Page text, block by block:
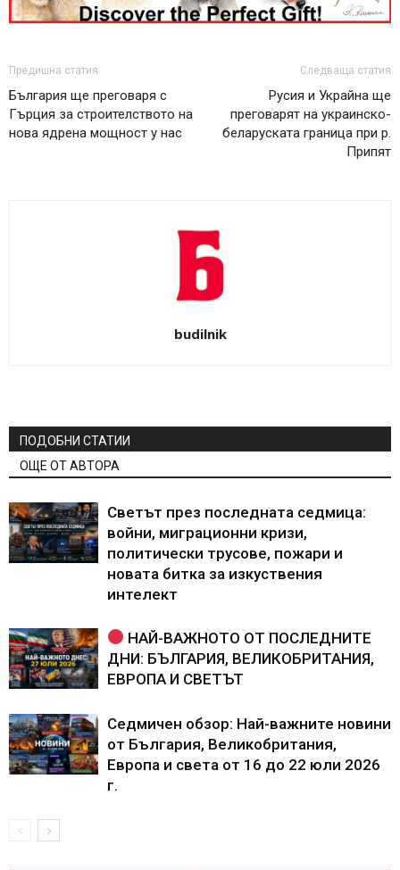
Предишна статия
България ще преговаря с
Гърция за строителството на
нова ядрена мощност у нас
Следваща статия
Русия и Украйна ще
преговарят на украинско-
беларуската граница при р.
Припят
budilnik
ПОДОБНИ СТАТИИ
ОЩЕ ОТ АВТОРА
Светът през последната седмица:
войни, миграционни кризи,
политически трусове, пожари и
новата битка за изкуствения
интелект
НАЙ-ВАЖНОТО ОТ ПОСЛЕДНИТЕ
ДНИ: БЪЛГАРИЯ, ВЕЛИКОБРИТАНИЯ,
ЕВРОПА И СВЕТЪТ
Седмичен обзор: Най-важните новини
от България, Великобритания,
Европа и света от 16 до 22 юли 2026
г.